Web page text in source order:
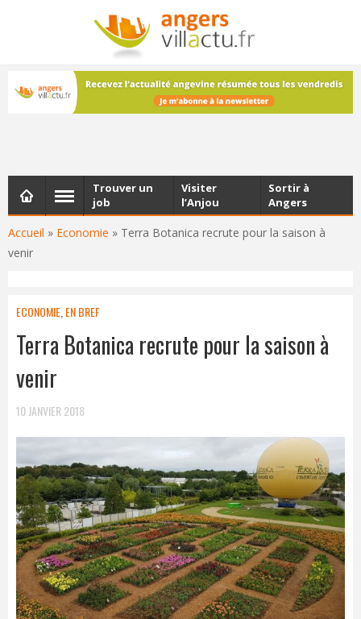
NEWSLETTER
Les dernières actualités d'Angers, chaque vendredi dans
votre boîte e-mail
Accueil » Economie » Terra Botanica recrute pour la saison à
venir
Trouver un
job
Visiter
l’Anjou
Sortir à
Angers
ECONOMIE EN BREF
Terra Botanica recrute pour la saison à
venir
10 JANVIER 2018